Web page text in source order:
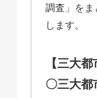
調査」をま
します。
【三大
〇三大都